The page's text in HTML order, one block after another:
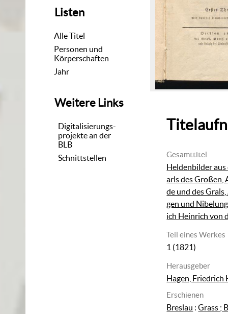
Listen
Alle Titel
Personen und
Körperschaften
Jahr
Weitere Links
Digitalisierungs-
projekte an der
BLB
Schnittstellen
Gesamttitel
Heldenbilder aus
arls des Großen,
de und des
gen und
ich Heinrich von
Teil eines Werkes
1 (1821)
Herausgeber
Hagen, Friedrich
Erschienen
Breslau :Grass ;